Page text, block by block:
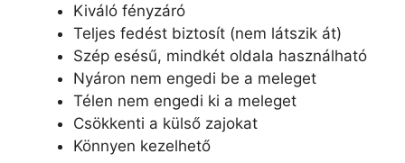
Kiváló fényzáró
Teljes fedést biztosít (nem látszik át)
Szép esésű, mindkét oldala használható
Nyáron nem engedi be a meleget
Télen nem engedi ki a meleget
Csökkenti a külső zajokat
Könnyen kezelhető